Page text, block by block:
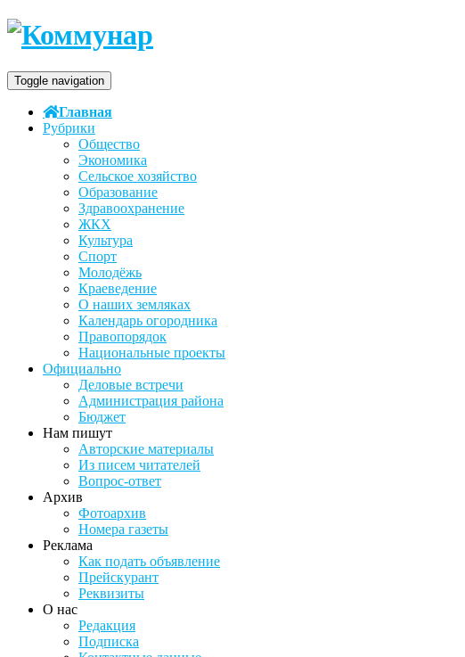
Toggle navigation
Главная
Рубрики
Общество
Экономика
Сельское хозяйство
Образование
Здравоохранение
ЖКХ
Культура
Спорт
Молодёжь
Краеведение
О наших земляках
Календарь огородника
Правопорядок
Национальные проекты
Официально
Деловые встречи
Администрация района
Бюджет
Нам пишут
Авторские материалы
Из писем читателей
Вопрос-ответ
Архив
Фотоархив
Номера газеты
Реклама
Как подать объявление
Прейскурант
Реквизиты
О нас
Редакция
Подписка